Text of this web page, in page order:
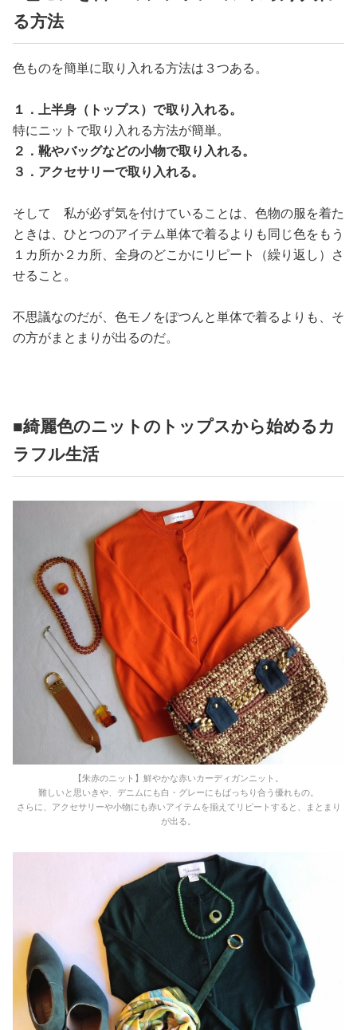
る方法
色ものを簡単に取り入れる方法は３つある。
１．上半身（トップス）で取り入れる。
特にニットで取り入れる方法が簡単。
２．靴やバッグなどの小物で取り入れる。
３．アクセサリーで取り入れる。
そして 私が必ず気を付けていることは、色物の服を着た
ときは、ひとつのアイテム単体で着るよりも同じ色をもう
１カ所か２カ所、全身のどこかにリピート（繰り返し）さ
せること。
不思議なのだが、色モノをぽつんと単体で着るよりも、そ
の方がまとまりが出るのだ。
■綺麗色のニットのトップスから始めるカ
ラフル生活
【朱赤のニット】鮮やかな赤いカーディガンニット。
難しいと思いきや、デニムにも白・グレーにもばっちり合う優れもの。
さらに、アクセサリーや小物にも赤いアイテムを揃えてリピートすると、まとまり
が出る。